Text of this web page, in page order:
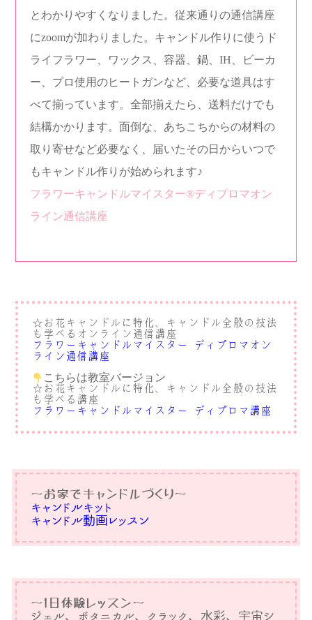
とわかりやすくなりました。従来通りの通信講座
にzoomが加わりました。キャンドル作りに使うド
ライフラワー、ワックス、容器、鍋、IH、ビーカ
ー、プロ使用のヒートガンなど、必要な道具はす
べて揃っています。全部揃えたら、送料だけでも
結構かかります。面倒な、あちこちからの材料の
取り寄せなど必要なく、届いたその日からいつで
もキャンドル作りが始められます♪
フラワーキャンドルマイスター®︎ディプロマオン
ライン通信講座
☆ お花キャンドルに特化、キャンドル全般の技法
も学べるオンライン通信講座
フラワーキャンドルマイスター®︎ディプロマオン
ライン通信講座
こちらは教室バージョン
☆お花キャンドルに特化、キャンドル全般の技法
も学べる講座
フラワーキャンドルマイスター®︎ディプロマ講座
〜お家でキャンドルづくり〜
キャンドルキット
キャンドル動画レッスン
〜1日体験レッスン〜
ジェル、ボタニカル、クラック、水彩、宇宙シ